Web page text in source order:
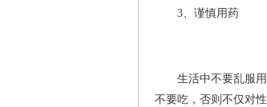
3、谨慎用药
生活中不要乱服用
不要吃，否则不仅对